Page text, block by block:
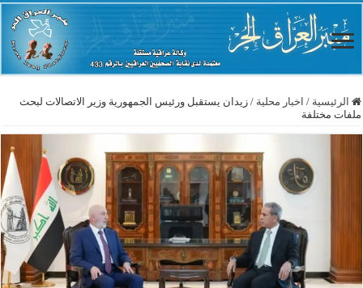
الرئيسية / اخبار محلية / زيدان يستقبل ورئيس الجمهورية وزير الاتصالات لبحث
ملفات مختلفة